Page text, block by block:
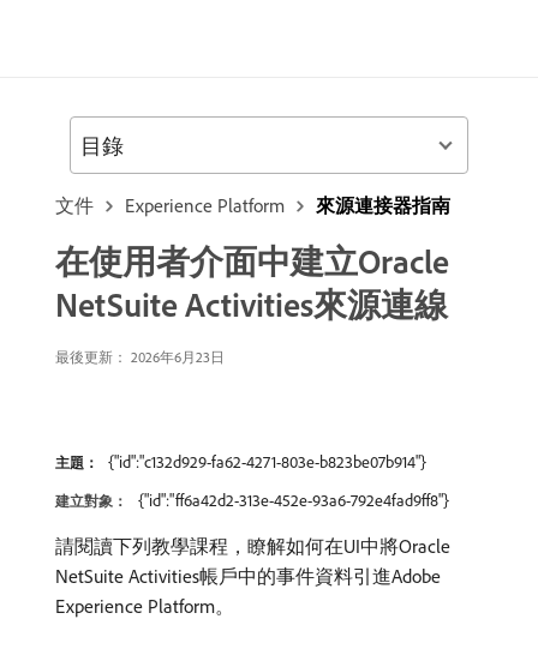
文件 Experience Platform 來源連接器指南
在使用者介面中建立Oracle
NetSuite Activities來源連線
最後更新： 2026年6月23日
主題： {"id":"c132d929-fa62-4271-803e-b823be07b914"}
建立對象： {"id":"ff6a42d2-313e-452e-93a6-792e4fad9ff8"}
請閱讀下列教學課程，瞭解如何在UI中將Oracle
NetSuite Activities帳戶中的事件資料引進Adobe
Experience Platform。
目錄